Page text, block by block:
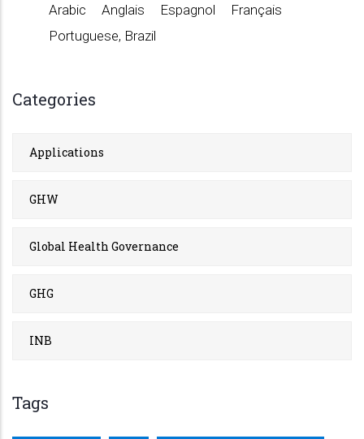
Arabic Anglais Espagnol
Français
Portuguese, Brazil
Categories
Applications
GHW
Global Health Governance
GHG
INB
Tags